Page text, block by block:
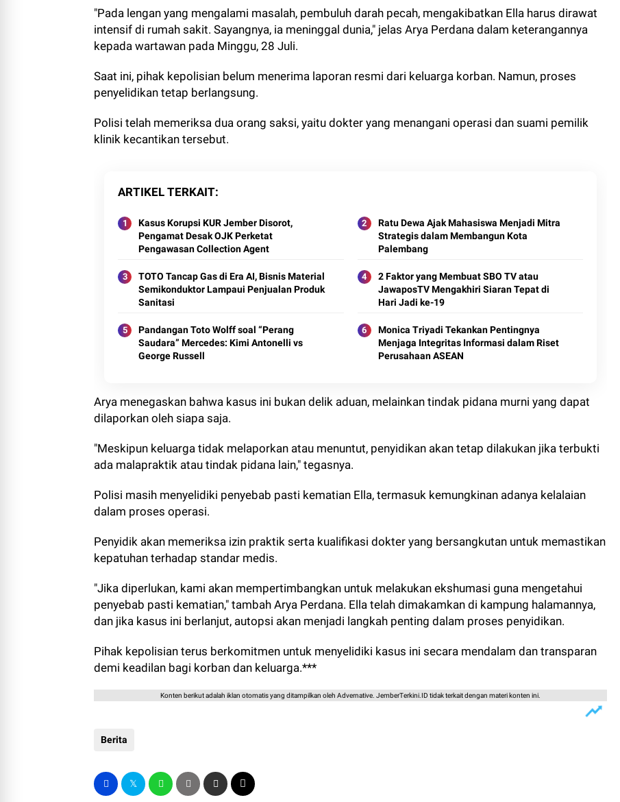
"Pada lengan yang mengalami masalah, pembuluh darah pecah, mengakibatkan Ella harus dirawat
intensif di rumah sakit. Sayangnya, ia meninggal dunia," jelas Arya Perdana dalam keterangannya
kepada wartawan pada Minggu, 28 Juli.
Saat ini, pihak kepolisian belum menerima laporan resmi dari keluarga korban. Namun, proses
penyelidikan tetap berlangsung.
Polisi telah memeriksa dua orang saksi, yaitu dokter yang menangani operasi dan suami pemilik
klinik kecantikan tersebut.
ARTIKEL TERKAIT
Kasus Korupsi KUR Jember Disorot,
Pengamat Desak OJK Perketat
Pengawasan Collection Agent
Ratu Dewa Ajak Mahasiswa Menjadi Mitra
Strategis dalam Membangun Kota
Palembang
TOTO Tancap Gas di Era AI, Bisnis Material
Semikonduktor Lampaui Penjualan Produk
Sanitasi
2 Faktor yang Membuat SBO TV atau
JawaposTV Mengakhiri Siaran Tepat di
Hari Jadi ke-19
Pandangan Toto Wolff soal “Perang
Saudara” Mercedes: Kimi Antonelli vs
George Russell
Monica Triyadi Tekankan Pentingnya
Menjaga Integritas Informasi dalam Riset
Perusahaan ASEAN
Arya menegaskan bahwa kasus ini bukan delik aduan, melainkan tindak pidana murni yang dapat
dilaporkan oleh siapa saja.
"Meskipun keluarga tidak melaporkan atau menuntut, penyidikan akan tetap dilakukan jika terbukti
ada malapraktik atau tindak pidana lain," tegasnya.
Polisi masih menyelidiki penyebab pasti kematian Ella, termasuk kemungkinan adanya kelalaian
dalam proses operasi.
Penyidik akan memeriksa izin praktik serta kualifikasi dokter yang bersangkutan untuk memastikan
kepatuhan terhadap standar medis.
"Jika diperlukan, kami akan mempertimbangkan untuk melakukan ekshumasi guna mengetahui
penyebab pasti kematian," tambah Arya Perdana. Ella telah dimakamkan di kampung halamannya,
dan jika kasus ini berlanjut, autopsi akan menjadi langkah penting dalam proses penyidikan.
Pihak kepolisian terus berkomitmen untuk menyelidiki kasus ini secara mendalam dan transparan
demi keadilan bagi korban dan keluarga.***
Konten berikut adalah iklan otomatis yang ditampilkan oleh Advernative. JemberTerkini.ID tidak terkait dengan materi konten ini.
Berita